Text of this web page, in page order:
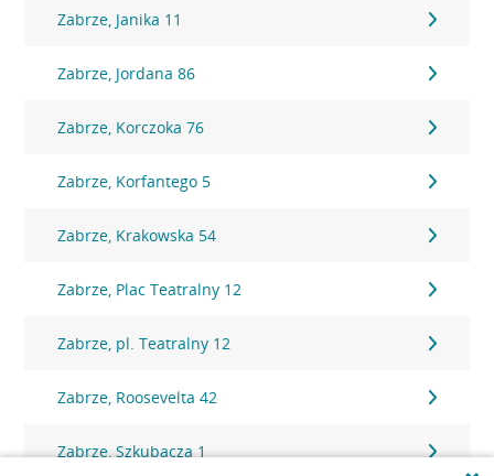
Zabrze, Janika 11
Zabrze, Jordana 86
Zabrze, Korczoka 76
Zabrze, Korfantego 5
Zabrze, Krakowska 54
Zabrze, Plac Teatralny 12
Zabrze, pl. Teatralny 12
Zabrze, Roosevelta 42
Zabrze, Szkubacza 1